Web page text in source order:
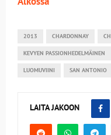
2013 CHARDONNAY
KEVYEN PASSIONHEDELMÄINEN
LUOMUVIINI SAN ANTONIO
LAITA JAKOON